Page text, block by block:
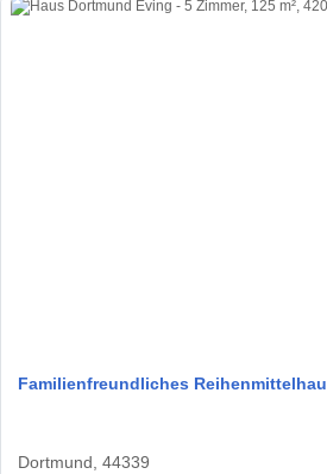
Familienfreundliches
Dortmund, 44339